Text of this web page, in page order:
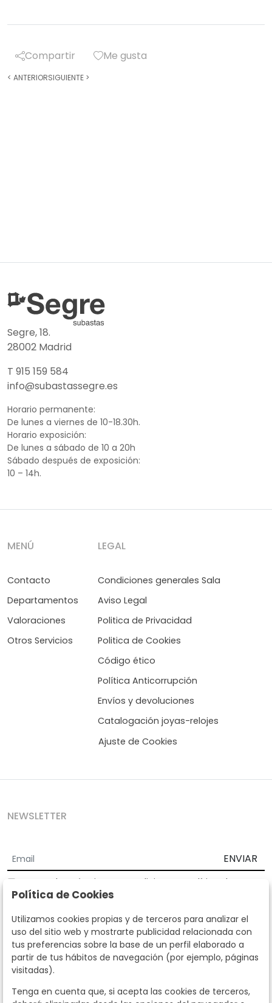
Compartir Me gusta
< ANTERIORSIGUIENTE >
Segre, 18.
28002 Madrid
T 915 159 584
info@subastassegre.es
Horario permanente:
De lunes a viernes de 10-18.30h.
Horario exposición:
De lunes a sábado de 10 a 20h
Sábado después de exposición:
10 – 14h.
MENÚ
Contacto
Departamentos
Valoraciones
Otros Servicios
LEGAL
Condiciones generales Sala
Aviso Legal
Politica de Privacidad
Politica de Cookies
Código ético
Política Anticorrupción
Envíos y devoluciones
Catalogación joyas-relojes
Ajuste de Cookies
NEWSLETTER
ENVIAR
Acepto los Términos y Condiciones
Política de
privacidad
Según la LOPD y disposiciones de desarrollo, informamos que sus
datos personales serán tratados por parte de Subastas Segre con la
finalidad de gestionar la relación comercial. Puede ejercitar los
derechos de acceso, rectificación, cancelación, oposición y demás
derechos en los términos establecidos en la normativa vigente
dirigiéndote a nosotros. Asimismo, nos puede solicitar el envío de
llamando al teléfono 915159584 o enviando un e-mail a
Política de Cookies
Utilizamos cookies propias y de terceros para analizar el
uso del sitio web y mostrarte publicidad relacionada con
tus preferencias sobre la base de un perfil elaborado a
partir de tus hábitos de navegación (por ejemplo, páginas
visitadas).
Tenga en cuenta que, si acepta las cookies de terceros,